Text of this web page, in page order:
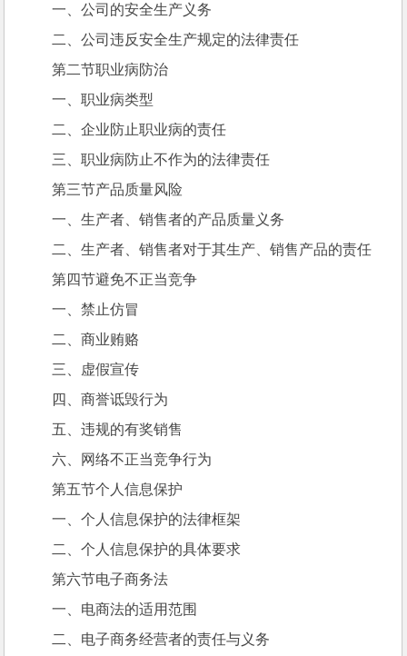
一、公司的安全生产义务
二、公司违反安全生产规定的法律责任
第二节职业病防治
一、职业病类型
二、企业防止职业病的责任
三、职业病防止不作为的法律责任
第三节产品质量风险
一、生产者、销售者的产品质量义务
二、生产者、销售者对于其生产、销售产品的责任
第四节避免不正当竞争
一、禁止仿冒
二、商业贿赂
三、虚假宣传
四、商誉诋毁行为
五、违规的有奖销售
六、网络不正当竞争行为
第五节个人信息保护
一、个人信息保护的法律框架
二、个人信息保护的具体要求
第六节电子商务法
一、电商法的适用范围
二、电子商务经营者的责任与义务